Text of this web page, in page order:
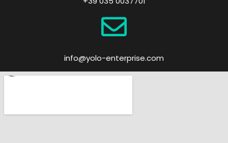
info@yolo-enterprise.com